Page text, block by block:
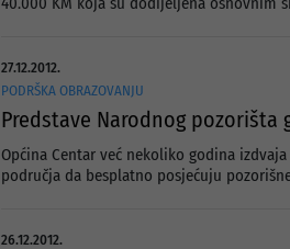
27.12.2012.
PODRŠKA OBRAZOVANJU
Predstave Narodnog pozorišta
Općina Centar već nekoliko godina
područja da besplatno posjećuju
26.12.2012.